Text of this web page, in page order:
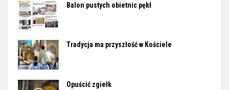
Balon pustych obietnic pękł
Tradycja ma przyszłość w Kościele
Opuścić zgiełk